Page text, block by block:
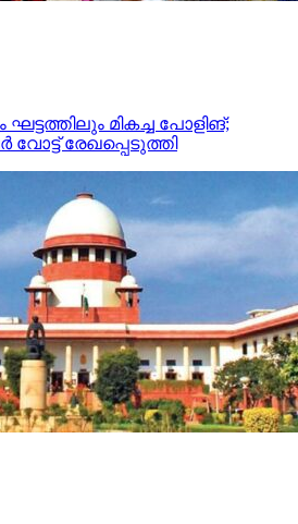
ഘട്ടത്തിലും മികച്ച പോളിങ്;
വോട്ട് രേഖപ്പെടുത്തി